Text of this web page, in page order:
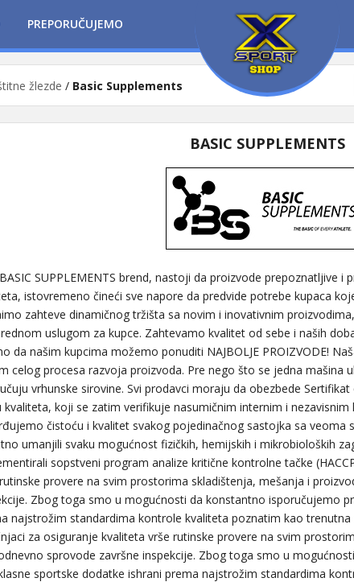
PREPORUČUJEMO
žlezde / Basic Supplements
BASIC SUPPLEMENTS
SUPPLEMENTS brend, nastoji da proizvode prepoznatljive i
istovremeno čineći sve napore da predvide potrebe kupaca
zahteve dinamičnog tržišta sa novim i inovativnim
uslugom za kupce. Zahtevamo kvalitet od sebe i naših
da našim kupcima možemo ponuditi NAJBOLJE PROIZVODE!
celog procesa razvoja proizvoda. Pre nego što se jedna mašina
vrhunske sirovine. Svi prodavci moraju da obezbede
kvaliteta, koji se zatim verifikuje nasumičnim internim i
čistoću i kvalitet svakog pojedinačnog sastojka sa veoma
umanjili svaku mogućnost fizičkih, hemijskih i mikrobioloških
sopstveni program analize kritične kontrolne tačke
provere na svim prostorima skladištenja, mešanja i
Zbog toga smo u mogućnosti da konstantno isporučujemo
najstrožim standardima kontrole kvaliteta poznatim kao trenutna
za osiguranje kvaliteta vrše rutinske provere na svim
sprovode završne inspekcije. Zbog toga smo u
sportske dodatke ishrani prema najstrožim standardima